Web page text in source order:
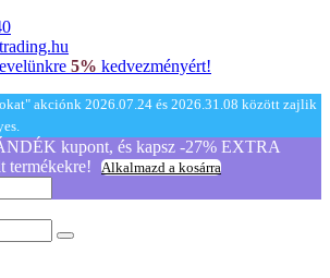
5% kedvezményért!
akciónk 2026.07.24 és 2026.31.08 között zajlik
kupont, és kapsz -27% EXTRA
termékekre!
Alkalmazd a kosárra